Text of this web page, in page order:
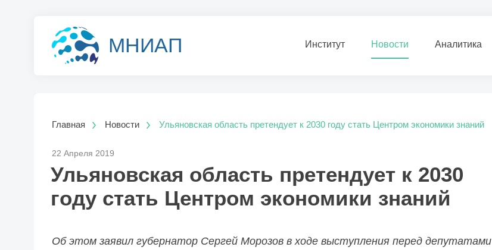
МНИАП Институт Новости Аналитика
Главная Новости Ульяновская область претендует к 2030 году стать Центром экономики знаний
22 Апреля 2019
Ульяновская область претендует к 2030
году стать Центром экономики знаний
Об этом заявил губернатор Сергей Морозов в ходе выступления перед депутатами